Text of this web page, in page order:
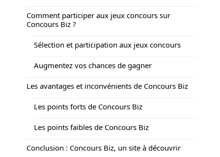
Comment participer aux jeux concours sur
Concours Biz ?
Sélection et participation aux jeux concours
Augmentez vos chances de gagner
Les avantages et inconvénients de Concours Biz
Les points forts de Concours Biz
Les points faibles de Concours Biz
Conclusion : Concours Biz, un site à découvrir